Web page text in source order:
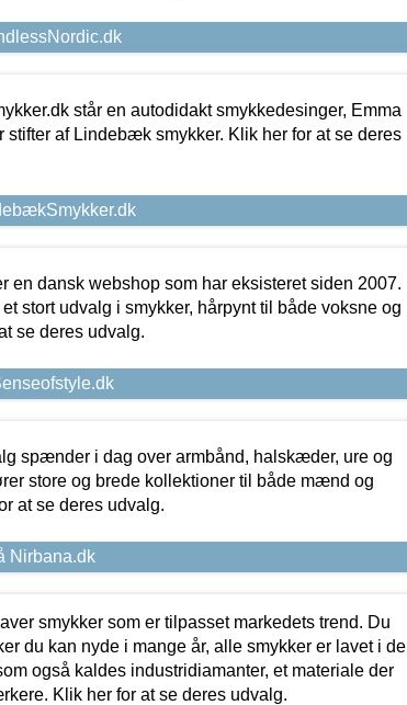
står en autodidakt smykkedesinger, Emma
stifter af Lindebæk smykker. Klik her for at se deres
en dansk webshop som har eksisteret siden 2007.
stort udvalg i smykker, hårpynt til både voksne og
se deres udvalg.
spænder i dag over armbånd, halskæder, ure og
store og brede kollektioner til både mænd og
at se deres udvalg.
Nirbana.dk
smykker som er tilpasset markedets trend. Du
du kan nyde i mange år, alle smykker er lavet i de
også kaldes industridiamanter, et materiale der
Klik her for at se deres udvalg.